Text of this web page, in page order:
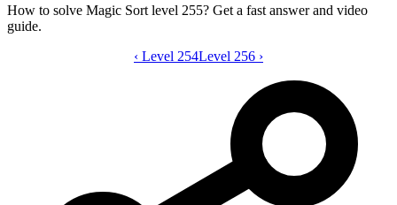
How to solve Magic Sort level 255? Get a fast answer and video
guide.
Magic Sort level 255 video guide
‹ Level 254Level 256 ›